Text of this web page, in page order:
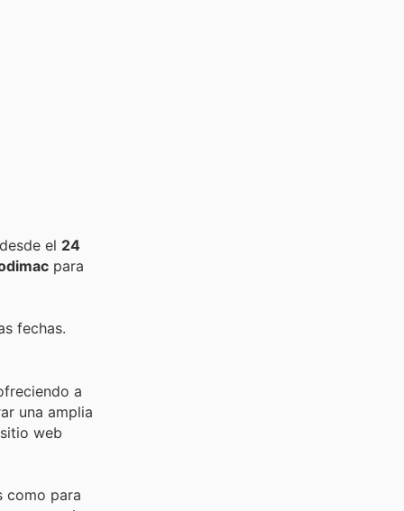
el 24
para
fechas.
a
una amplia
web
como para